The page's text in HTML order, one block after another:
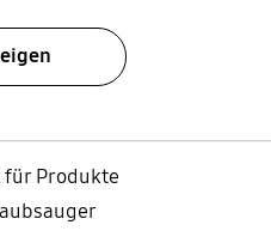
Produkte